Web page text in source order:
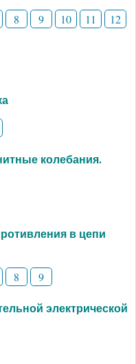
8 9 10 11
12
колебания.
в цепи
8 9
электрической